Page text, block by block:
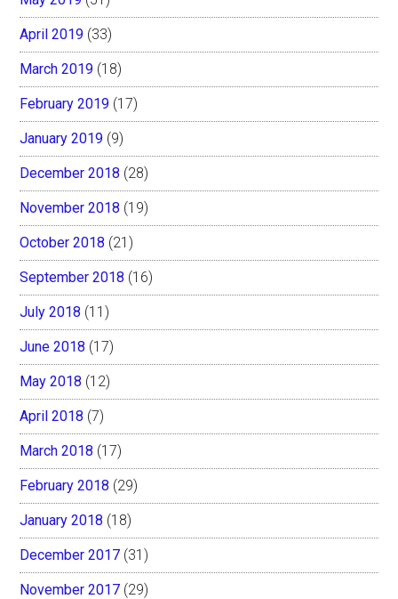
April 2019 (33)
March 2019 (18)
February 2019 (17)
January 2019 (9)
December 2018 (28)
November 2018 (19)
October 2018 (21)
September 2018 (16)
July 2018 (11)
June 2018 (17)
May 2018 (12)
April 2018 (7)
March 2018 (17)
February 2018 (29)
January 2018 (18)
December 2017 (31)
November 2017 (29)